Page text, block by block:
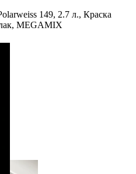
149, 2.7 л., Краска
MEGAMIX